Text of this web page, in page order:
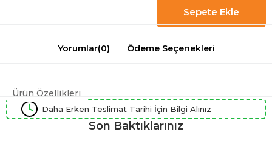
Yorumlar(0) Ödeme Seçenekleri
Ürün Özellikleri
Daha Erken Teslimat Tarihi İçin Bilgi Alınız
Son Baktıklarınız